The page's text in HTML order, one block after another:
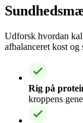
Udforsk hvordan
afbalanceret kost
Rig på
kroppens